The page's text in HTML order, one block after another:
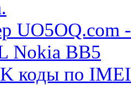
Nokia BB5
коды по IMEI